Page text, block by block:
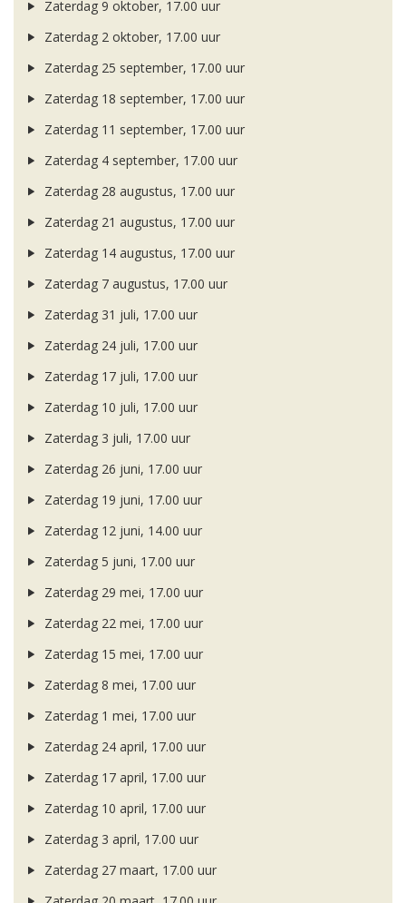
Zaterdag 9 oktober, 17.00 uur
Zaterdag 2 oktober, 17.00 uur
Zaterdag 25 september, 17.00 uur
Zaterdag 18 september, 17.00 uur
Zaterdag 11 september, 17.00 uur
Zaterdag 4 september, 17.00 uur
Zaterdag 28 augustus, 17.00 uur
Zaterdag 21 augustus, 17.00 uur
Zaterdag 14 augustus, 17.00 uur
Zaterdag 7 augustus, 17.00 uur
Zaterdag 31 juli, 17.00 uur
Zaterdag 24 juli, 17.00 uur
Zaterdag 17 juli, 17.00 uur
Zaterdag 10 juli, 17.00 uur
Zaterdag 3 juli, 17.00 uur
Zaterdag 26 juni, 17.00 uur
Zaterdag 19 juni, 17.00 uur
Zaterdag 12 juni, 14.00 uur
Zaterdag 5 juni, 17.00 uur
Zaterdag 29 mei, 17.00 uur
Zaterdag 22 mei, 17.00 uur
Zaterdag 15 mei, 17.00 uur
Zaterdag 8 mei, 17.00 uur
Zaterdag 1 mei, 17.00 uur
Zaterdag 24 april, 17.00 uur
Zaterdag 17 april, 17.00 uur
Zaterdag 10 april, 17.00 uur
Zaterdag 3 april, 17.00 uur
Zaterdag 27 maart, 17.00 uur